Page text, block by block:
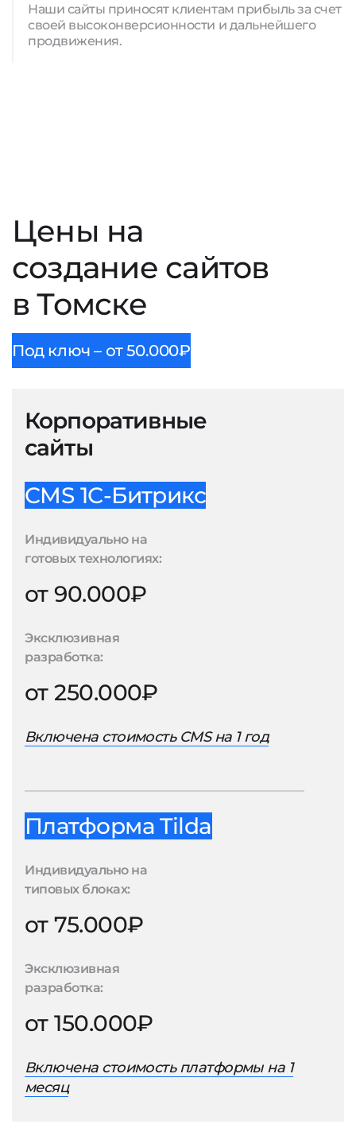
Наши сайты приносят клиентам прибыль за счет
своей высоконверсионности и дальнейшего
продвижения.
Цены на
создание сайтов
в Томске
Под ключ – от 50.000₽
Корпоративные
сайты
CMS 1С-Битрикс
Индивидуально на
готовых технологиях:
от 90.000₽
Эксклюзивная
разработка:
от 250.000₽
Включена стоимость CMS на 1 год
Платформа Tilda
Индивидуально на
типовых блоках:
от 75.000₽
Эксклюзивная
разработка:
от 150.000₽
Включена стоимость платформы на 1
месяц